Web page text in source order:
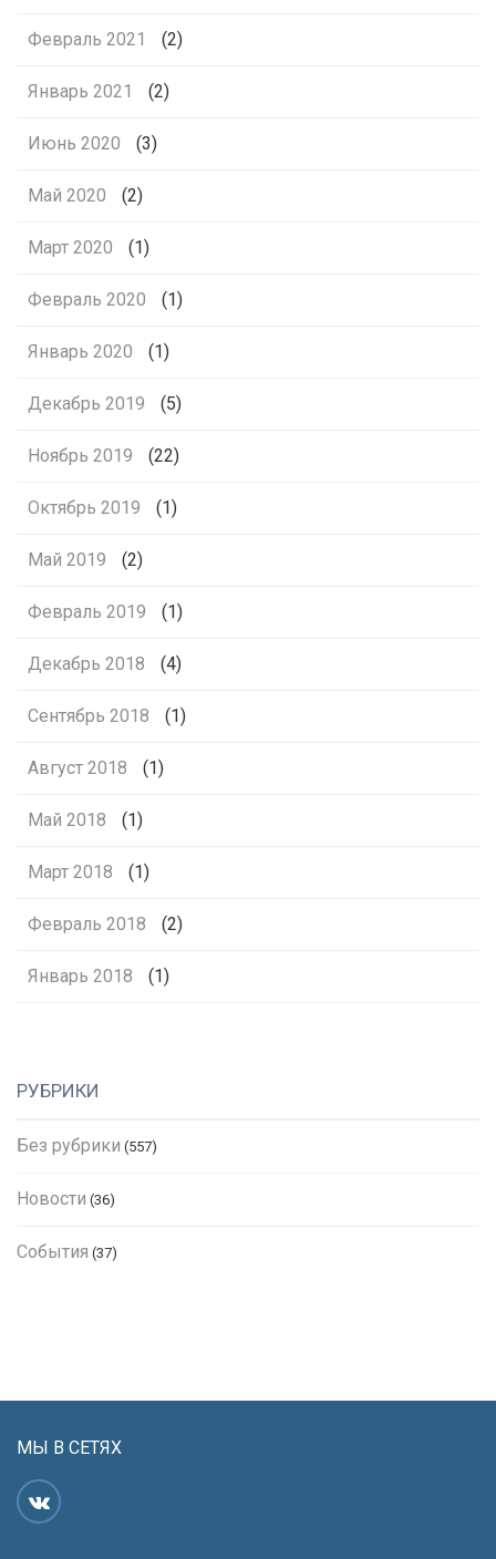
Февраль 2021 (2)
Январь 2021 (2)
Июнь 2020 (3)
Май 2020 (2)
Март 2020 (1)
Февраль 2020 (1)
Январь 2020 (1)
Декабрь 2019 (5)
Ноябрь 2019 (22)
Октябрь 2019 (1)
Май 2019 (2)
Февраль 2019 (1)
Декабрь 2018 (4)
Сентябрь 2018 (1)
Август 2018 (1)
Май 2018 (1)
Март 2018 (1)
Февраль 2018 (2)
Январь 2018 (1)
РУБРИКИ
Без рубрики (557)
Новости (36)
События (37)
МЫ В СЕТЯХ